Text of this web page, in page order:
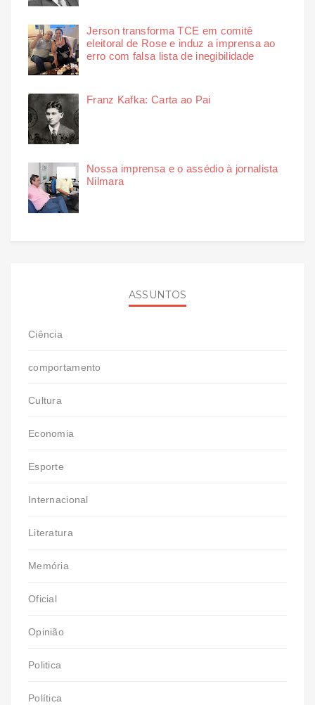
Jerson transforma TCE em comitê
eleitoral de Rose e induz a imprensa ao
erro com falsa lista de inegibilidade
Franz Kafka: Carta ao Pai
Nossa imprensa e o assédio à jornalista
Nilmara
ASSUNTOS
Ciência
comportamento
Cultura
Economia
Esporte
Internacional
Literatura
Memória
Oficial
Opinião
Politica
Política